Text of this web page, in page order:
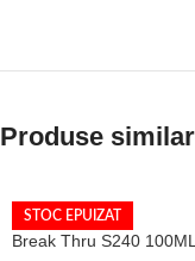
Produse
STOC EPUIZAT
Break Thru S240 100ML